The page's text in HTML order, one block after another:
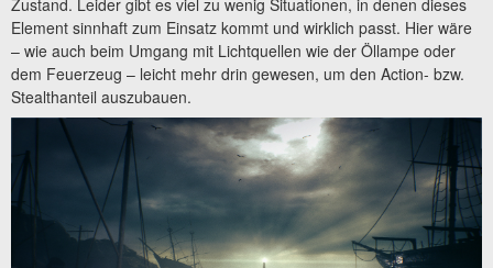
Element sinnhaft zum Einsatz kommt und wirklich passt. Hier wäre
– wie auch beim Umgang mit Lichtquellen wie der Öllampe oder
dem Feuerzeug – leicht mehr drin gewesen, um den Action- bzw.
Stealthanteil auszubauen.